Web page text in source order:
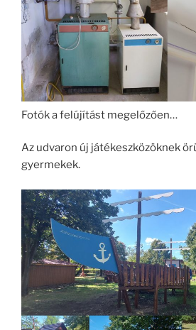
Fotók a felújítást megelőzően…
Az udvaron új játékeszközöknek
gyermekek.